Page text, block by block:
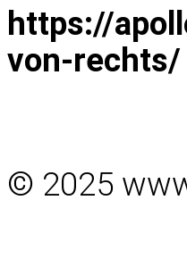
https://
von-rechts/
© 2025